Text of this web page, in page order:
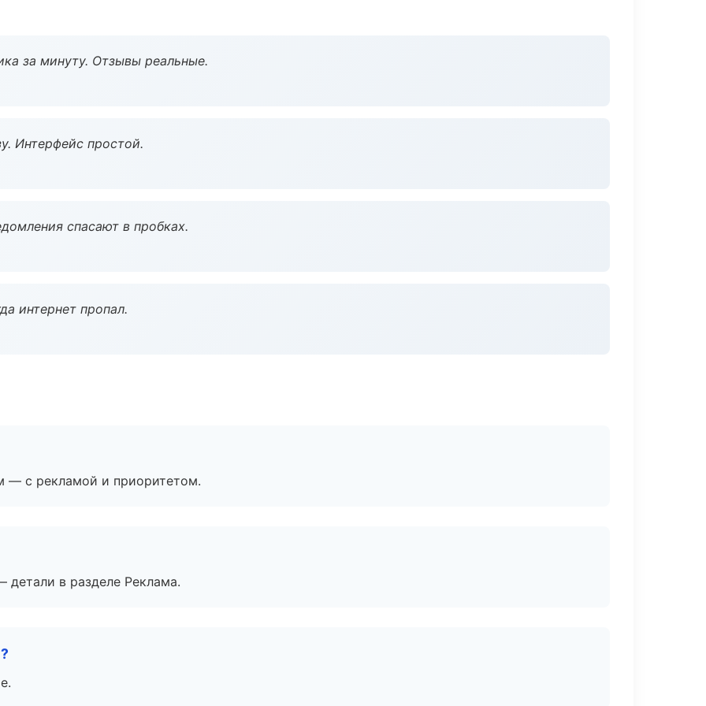
за минуту. Отзывы реальные.
Интерфейс простой.
спасают в пробках.
интернет пропал.
— с рекламой и приоритетом.
в разделе Реклама.